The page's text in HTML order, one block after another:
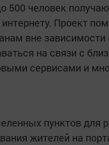
500 человек
Проект
вне
на связи с
сервисами и
пунктов для
жителей на